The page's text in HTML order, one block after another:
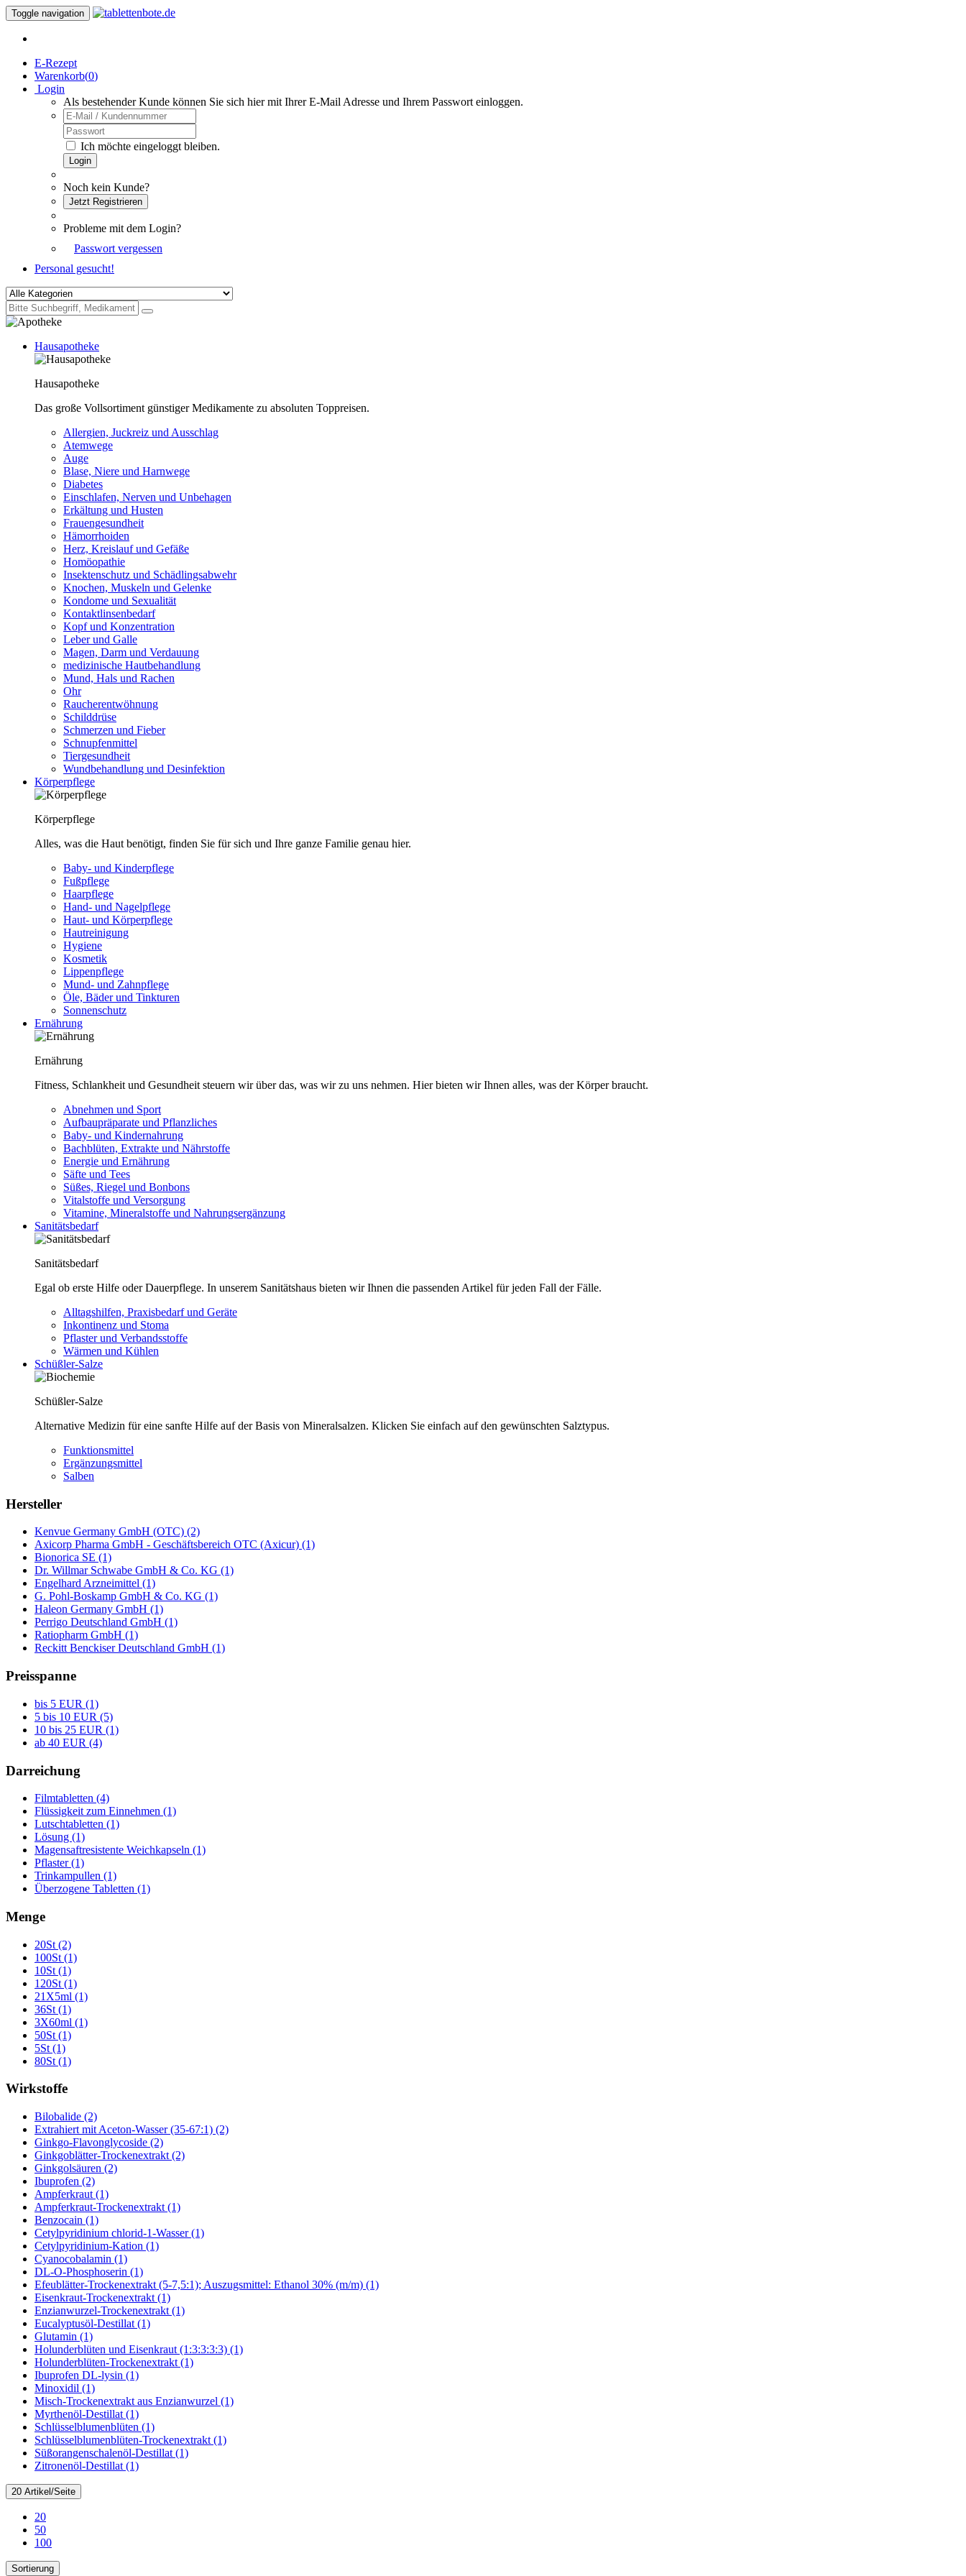
Toggle navigation
E-Rezept
Warenkorb(0)
Login
Als bestehender Kunde können Sie sich hier mit Ihrer E-Mail Adresse und Ihrem Passwort einloggen.
Ich möchte eingeloggt bleiben.
Login
Noch kein Kunde?
Jetzt Registrieren
Probleme mit dem Login?
Passwort vergessen
Personal gesucht!
Hausapotheke
Hausapotheke
Das große Vollsortiment günstiger Medikamente zu absoluten Toppreisen.
Allergien, Juckreiz und Ausschlag
Atemwege
Auge
Blase, Niere und Harnwege
Diabetes
Einschlafen, Nerven und Unbehagen
Erkältung und Husten
Frauengesundheit
Hämorrhoiden
Herz, Kreislauf und Gefäße
Homöopathie
Insektenschutz und Schädlingsabwehr
Knochen, Muskeln und Gelenke
Kondome und Sexualität
Kontaktlinsenbedarf
Kopf und Konzentration
Leber und Galle
Magen, Darm und Verdauung
medizinische Hautbehandlung
Mund, Hals und Rachen
Ohr
Raucherentwöhnung
Schilddrüse
Schmerzen und Fieber
Schnupfenmittel
Tiergesundheit
Wundbehandlung und Desinfektion
Körperpflege
Körperpflege
Alles, was die Haut benötigt, finden Sie für sich und Ihre ganze Familie genau hier.
Baby- und Kinderpflege
Fußpflege
Haarpflege
Hand- und Nagelpflege
Haut- und Körperpflege
Hautreinigung
Hygiene
Kosmetik
Lippenpflege
Mund- und Zahnpflege
Öle, Bäder und Tinkturen
Sonnenschutz
Ernährung
Ernährung
Fitness, Schlankheit und Gesundheit steuern wir über das, was wir zu uns nehmen. Hier bieten wir Ihnen alles, was der Körper braucht.
Abnehmen und Sport
Aufbaupräparate und Pflanzliches
Baby- und Kindernahrung
Bachblüten, Extrakte und Nährstoffe
Energie und Ernährung
Säfte und Tees
Süßes, Riegel und Bonbons
Vitalstoffe und Versorgung
Vitamine, Mineralstoffe und Nahrungsergänzung
Sanitätsbedarf
Sanitätsbedarf
Egal ob erste Hilfe oder Dauerpflege. In unserem Sanitätshaus bieten wir Ihnen die passenden Artikel für jeden Fall der Fälle.
Alltagshilfen, Praxisbedarf und Geräte
Inkontinenz und Stoma
Pflaster und Verbandsstoffe
Wärmen und Kühlen
Schüßler-Salze
Schüßler-Salze
Alternative Medizin für eine sanfte Hilfe auf der Basis von Mineralsalzen. Klicken Sie einfach auf den gewünschten Salztypus.
Funktionsmittel
Ergänzungsmittel
Salben
Hersteller
Kenvue Germany GmbH (OTC) (2)
Axicorp Pharma GmbH - Geschäftsbereich OTC (Axicur) (1)
Bionorica SE (1)
Dr. Willmar Schwabe GmbH & Co. KG (1)
Engelhard Arzneimittel (1)
G. Pohl-Boskamp GmbH & Co. KG (1)
Haleon Germany GmbH (1)
Perrigo Deutschland GmbH (1)
Ratiopharm GmbH (1)
Reckitt Benckiser Deutschland GmbH (1)
Preisspanne
bis 5 EUR (1)
5 bis 10 EUR (5)
10 bis 25 EUR (1)
ab 40 EUR (4)
Darreichung
Filmtabletten (4)
Flüssigkeit zum Einnehmen (1)
Lutschtabletten (1)
Lösung (1)
Magensaftresistente Weichkapseln (1)
Pflaster (1)
Trinkampullen (1)
Überzogene Tabletten (1)
Menge
20St (2)
100St (1)
10St (1)
120St (1)
21X5ml (1)
36St (1)
3X60ml (1)
50St (1)
5St (1)
80St (1)
Wirkstoffe
Bilobalide (2)
Extrahiert mit Aceton-Wasser (35-67:1) (2)
Ginkgo-Flavonglycoside (2)
Ginkgoblätter-Trockenextrakt (2)
Ginkgolsäuren (2)
Ibuprofen (2)
Ampferkraut (1)
Ampferkraut-Trockenextrakt (1)
Benzocain (1)
Cetylpyridinium chlorid-1-Wasser (1)
Cetylpyridinium-Kation (1)
Cyanocobalamin (1)
DL-O-Phosphoserin (1)
Efeublätter-Trockenextrakt (5-7,5:1); Auszugsmittel: Ethanol 30% (m/m) (1)
Eisenkraut-Trockenextrakt (1)
Enzianwurzel-Trockenextrakt (1)
Eucalyptusöl-Destillat (1)
Glutamin (1)
Holunderblüten und Eisenkraut (1:3:3:3:3) (1)
Holunderblüten-Trockenextrakt (1)
Ibuprofen DL-lysin (1)
Minoxidil (1)
Misch-Trockenextrakt aus Enzianwurzel (1)
Myrthenöl-Destillat (1)
Schlüsselblumenblüten (1)
Schlüsselblumenblüten-Trockenextrakt (1)
Süßorangenschalenöl-Destillat (1)
Zitronenöl-Destillat (1)
20 Artikel/Seite
20
50
100
Sortierung